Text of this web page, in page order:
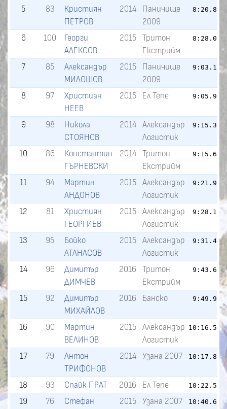
5 83
Кристиян
ПЕТРОВ
2014
Паничище
2009
8:20.8
6 100
Георги
АЛЕКСОВ
2015
Тритон
Екстрийм
8:28.0
7 85
Александър
МИЛОШОВ
2015
Паничище
2009
9:03.1
8 97
Христиан
НЕЕВ
2015 Ел Тепе 9:05.9
9 98
Никола
СТОЯНОВ
2014
Александър
Логистик
9:15.3
10 86
Константин
ГЪРНЕВСКИ
2014
Тритон
Екстрийм
9:15.6
11 94
Мартин
АНДОНОВ
2015
Александър
Логистик
9:21.9
12 81
Християн
ГЕОРГИЕВ
2015
Александър
Логистик
9:28.1
13 95
Бойко
АТАНАСОВ
2015
Александър
Логистик
9:31.4
14 96
Димитър
ДИМЧЕВ
2016
Тритон
Екстрийм
9:43.6
15 92
Димитър
МИХАЙЛОВ
2016 Банско 9:49.9
16 90
Мартин
ВЕЛИНОВ
2015
Александър
Логистик
10:16.5
17 79
Антон
ТРИФОНОВ
2014 Узана 2007 10:17.8
18 93 Спайк ПРАТ 2016 Ел Тепе 10:22.5
19 76
Стефан
2015 Узана 2007 10:40.6